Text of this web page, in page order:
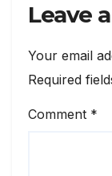
Leave
Your email
Required
Comment *